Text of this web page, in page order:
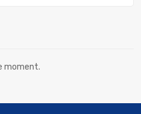
moment.